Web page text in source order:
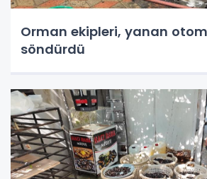
Orman ekipleri, yanan
söndürdü